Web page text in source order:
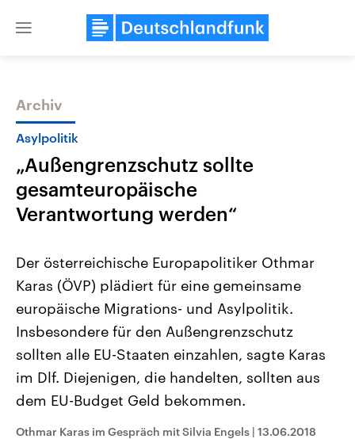
Close
Themen
Landtagswahl Sachsen-Anhalt
2026
Alle Informationen
Sachsen-Anhalt wählt am 6.
September 2026 einen neuen
Landtag. Seit 2021 wird das
Bundesland von einer Koalition aus
Umfragen, Prognosen,
und Hintergründe zu den Parteien
Wahl.
Aktuelle Beiträge,
Hintergründe
Wirtschaftlich und
gehören die Vereinigten
den mächtigsten Ländern
mit großem Einfluss auf
aktuelle Weltgeschehen.
Sendungen Programm Podcasts
Archiv
Asylpolitik
„Außengrenzschutz sollte
gesamteuropäische
Verantwortung werden“
Der österreichische Europapolitiker Othmar
Karas (ÖVP) plädiert für eine gemeinsame
europäische Migrations- und Asylpolitik.
Insbesondere für den Außengrenzschutz
sollten alle EU-Staaten einzahlen, sagte Karas
im Dlf. Diejenigen, die handelten, sollten aus
dem EU-Budget Geld bekommen.
Othmar Karas im Gespräch mit Silvia Engels | 13.06.2018